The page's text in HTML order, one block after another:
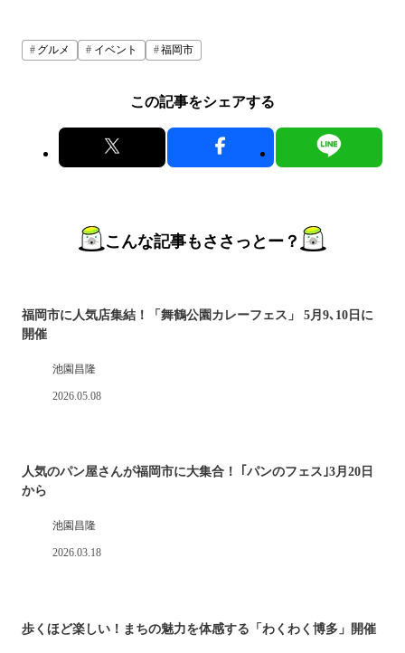
グルメ イベント 福岡市
この記事をシェアする
こんな記事もささっとー？
福岡市に人気店集結！「舞鶴公園カレーフェス」 5月9､10日に
開催
池園昌隆
2026.05.08
人気のパン屋さんが福岡市に大集合！ ｢パンのフェス｣3月20日
から
池園昌隆
2026.03.18
歩くほど楽しい！まちの魅力を体感する「わくわく博多」開催